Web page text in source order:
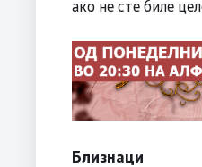
ако не сте биле
Близнаци